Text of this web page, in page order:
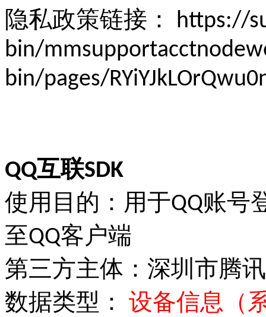
隐私政策链接：
https://
bin/
bin/pages/
QQ互联SDK
使用目的：用于QQ账号
至QQ客户端
第三方主体：深圳市腾
数据类型：
设备信息（